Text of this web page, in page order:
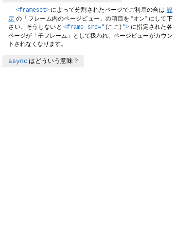
<frameset> によって分割されたページでご利用の合は 設
定 の「フレーム内のページビュー」の項目を “オン” にして下
さい。そうしないと <frame src=" (ここ) "> に指定された各
ページが「子フレーム」として扱われ、ページビューがカウン
トされなくなります。
async はどういう意味？